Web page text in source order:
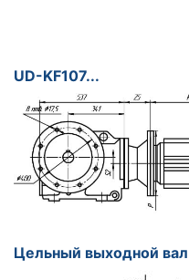
UD-KF107...
Цельный выходной вал